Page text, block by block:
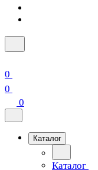
0
0
0
Каталог
Каталог